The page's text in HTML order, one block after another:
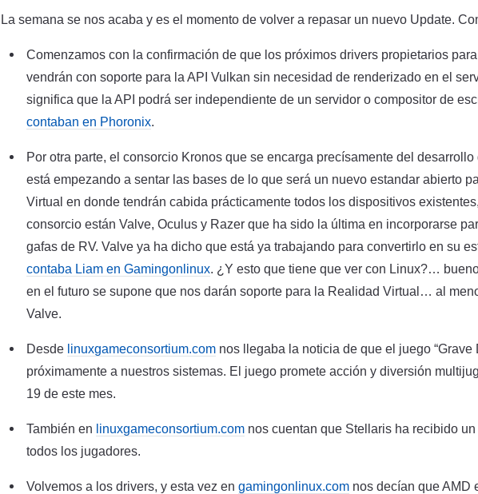
La semana se nos acaba y es el momento de volver a repasar un nuevo Update.
Comenzamos con la confirmación de que los próximos drivers propietarios
vendrán con soporte para la API Vulkan sin necesidad de renderizado en el
significa que la API podrá ser independiente de un servidor o compositor de
contaban en Phoronix.
Por otra parte, el consorcio Kronos que se encarga precísamente del desarrollo
está empezando a sentar las bases de lo que será un nuevo estandar abierto
Virtual en donde tendrán cabida prácticamente todos los dispositivos
consorcio están Valve, Oculus y Razer que ha sido la última en incorporarse
gafas de RV. Valve ya ha dicho que está ya trabajando para convertirlo en su
contaba Liam en Gamingonlinux. ¿Y esto que tiene que ver con Linux?…
en el futuro se supone que nos darán soporte para la Realidad Virtual… al
Valve.
Desde linuxgameconsortium.com nos llegaba la noticia de que el juego “Grave
próximamente a nuestros sistemas. El juego promete acción y diversión
19 de este mes.
También en linuxgameconsortium.com nos cuentan que Stellaris ha recibido
todos los jugadores.
Volvemos a los drivers, y esta vez en gamingonlinux.com nos decían que AMD